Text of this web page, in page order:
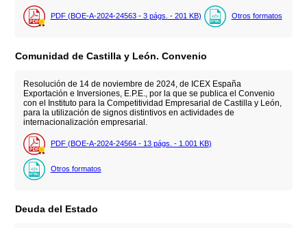
PDF (BOE-A-2024-24563 - 3 págs. - 201 KB) Otros formatos
Comunidad de Castilla y León. Convenio
Resolución de 14 de noviembre de 2024, de ICEX España
Exportación e Inversiones, E.P.E., por la que se publica el Convenio
con el Instituto para la Competitividad Empresarial de Castilla y León,
para la utilización de signos distintivos en actividades de
internacionalización empresarial.
PDF (BOE-A-2024-24564 - 13 págs. - 1.001 KB)
Otros formatos
Deuda del Estado